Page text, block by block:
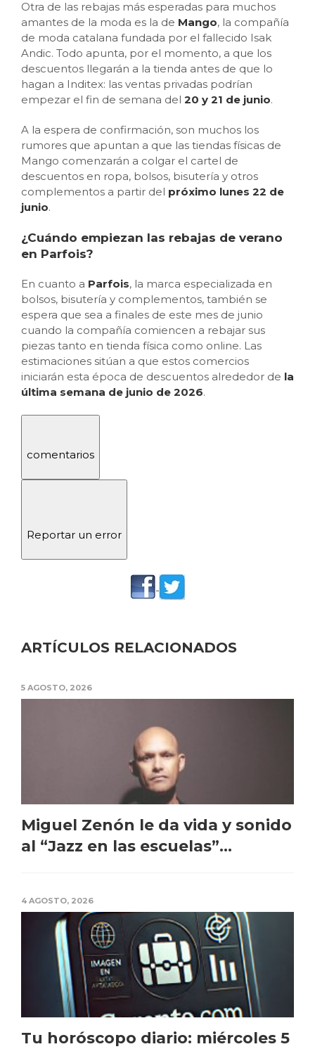
Otra de las rebajas más esperadas para muchos
amantes de la moda es la de Mango, la compañía
de moda catalana fundada por el fallecido Isak
Andic. Todo apunta, por el momento, a que los
descuentos llegarán a la tienda antes de que lo
hagan a Inditex: las ventas privadas podrían
empezar el fin de semana del 20 y 21 de junio.
A la espera de confirmación, son muchos los
rumores que apuntan a que las tiendas físicas de
Mango comenzarán a colgar el cartel de
descuentos en ropa, bolsos, bisutería y otros
complementos a partir del próximo lunes 22 de
junio.
¿Cuándo empiezan las rebajas de verano
en Parfois?
En cuanto a Parfois, la marca especializada en
bolsos, bisutería y complementos, también se
espera que sea a finales de este mes de junio
cuando la compañía comiencen a rebajar sus
piezas tanto en tienda física como online. Las
estimaciones sitúan a que estos comercios
iniciarán esta época de descuentos alrededor de la
última semana de junio de 2026.
comentarios
Reportar un error
ARTÍCULOS RELACIONADOS
5 AGOSTO, 2026
Miguel Zenón le da vida y sonido
al “Jazz en las escuelas”...
4 AGOSTO, 2026
Tu horóscopo diario: miércoles 5